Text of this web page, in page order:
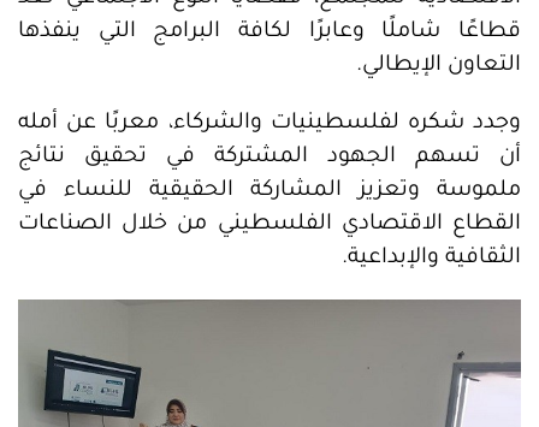
قطاعًا شاملًا وعابرًا لكافة البرامج التي ينفذها
التعاون الإيطالي.
وجدد شكره لفلسطينيات والشركاء، معربًا عن أمله
أن تسهم الجهود المشتركة في تحقيق نتائج
ملموسة وتعزيز المشاركة الحقيقية للنساء في
القطاع الاقتصادي الفلسطيني من خلال الصناعات
الثقافية والإبداعية.